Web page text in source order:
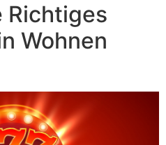
Richtiges
Wohnen